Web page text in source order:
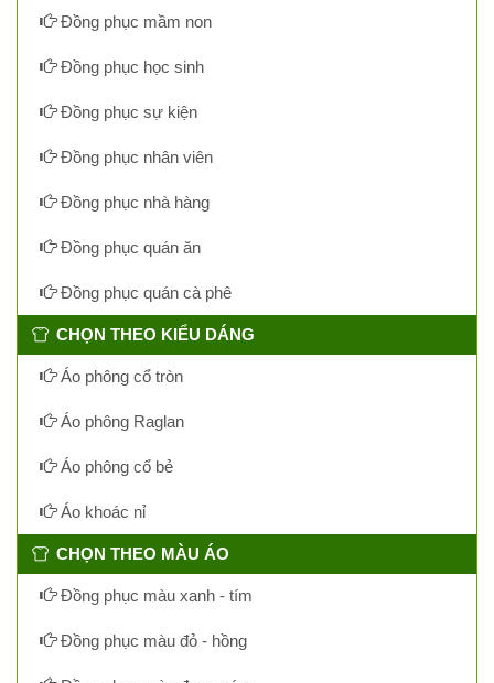
Đồng phục mầm non
Đồng phục học sinh
Đồng phục sự kiện
Đồng phục nhân viên
Đồng phục nhà hàng
Đồng phục quán ăn
Đồng phục quán cà phê
CHỌN THEO KIỂU DÁNG
Áo phông cổ tròn
Áo phông Raglan
Áo phông cổ bẻ
Áo khoác nỉ
CHỌN THEO MÀU ÁO
Đồng phục màu xanh - tím
Đồng phục màu đỏ - hồng